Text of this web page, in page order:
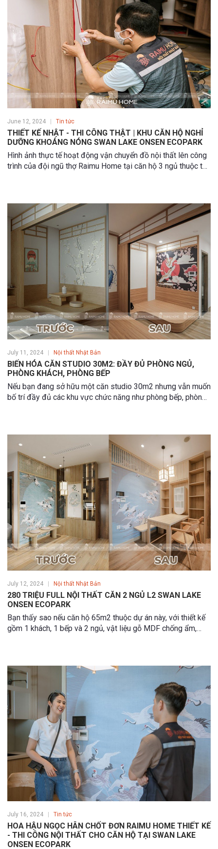
June 12, 2024 Tin tức
THIẾT KẾ NHẬT - THI CÔNG THẬT | KHU CĂN HỘ NGHỈ
DƯỠNG KHOÁNG NÓNG SWAN LAKE ONSEN ECOPARK
Hình ảnh thực tế hoạt động vận chuyển đồ nội thất lên công
trình của đội ngũ thợ Raimu Home tại căn hộ 3 ngủ thuộc tòa
July 11, 2024 Nội thất Nhật Bản
BIẾN HÓA CĂN STUDIO 30M2: ĐẦY ĐỦ PHÒNG NGỦ,
PHÒNG KHÁCH, PHÒNG BẾP
Nếu bạn đang sở hữu một căn studio 30m2 nhưng vẫn muốn
bố trí đầy đủ các khu vực chức năng như phòng bếp, phòng
July 12, 2024 Nội thất Nhật Bản
280 TRIỆU FULL NỘI THẤT CĂN 2 NGỦ L2 SWAN LAKE
ONSEN ECOPARK
Bạn thấy sao nếu căn hộ 65m2 thuộc dự án này, với thiết kế
gồm 1 khách, 1 bếp và 2 ngủ, vật liệu gỗ MDF chống ẩm,
July 16, 2024 Tin tức
HOA HẬU NGỌC HÂN CHỐT ĐƠN RAIMU HOME THIẾT KẾ
- THI CÔNG NỘI THẤT CHO CĂN HỘ TẠI SWAN LAKE
ONSEN ECOPARK